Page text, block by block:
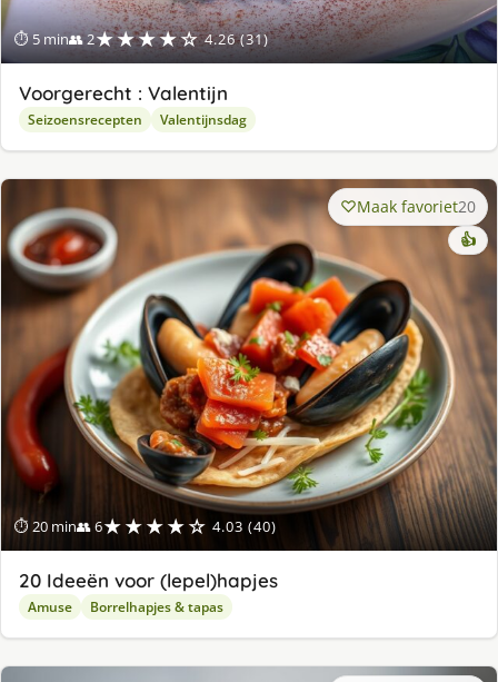
⏱ 5 min👥 2★★★★☆ 4.26 (31)
Voorgerecht : Valentijn
Seizoensrecepten Valentijnsdag
⏱ 20 min👥 6★★★★☆ 4.03 (40)
Maak favoriet20
👍
20 Ideeën voor (lepel)hapjes
Amuse Borrelhapjes & tapas